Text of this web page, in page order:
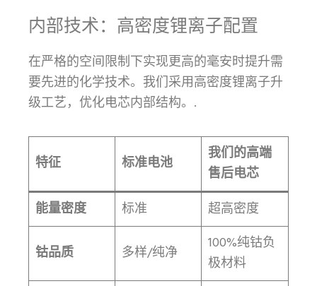
内部技术：高密度锂离子配置
在严格的空间限制下实现更高的毫安时提升需
要先进的化学技术。我们采用高密度锂离子升
级工艺，优化电芯内部结构。.
特征 标准电池
我们的高端
售后电芯
能量密度
标准 超高密度
钴品质 多样/纯净
100%纯钴负
极材料